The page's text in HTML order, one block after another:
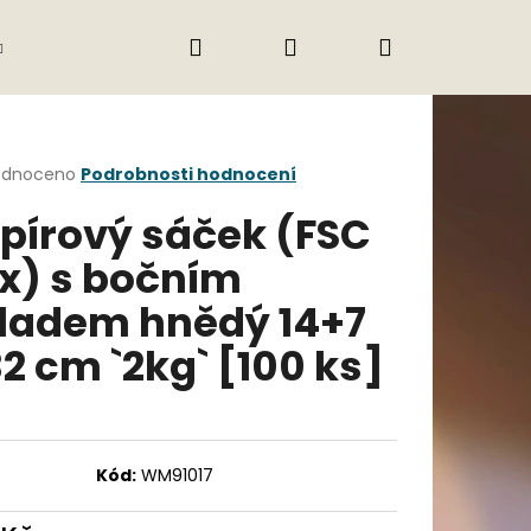
Obchodní podmínky
Přihlášení
Podrobnosti hodnocení
sáček (FSC
s bočním
hnědý 14+7
cm `2kg` [100 ks]
Kód: WM91017